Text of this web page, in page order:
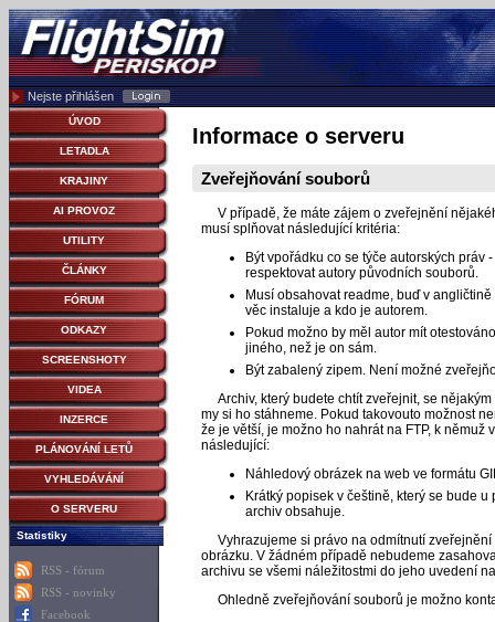
Nejste přihlášen
ÚVOD
LETADLA
KRAJINY
AI PROVOZ
UTILITY
ČLÁNKY
FÓRUM
ODKAZY
SCREENSHOTY
VIDEA
INZERCE
PLÁNOVÁNÍ LETŮ
VYHLEDÁVÁNÍ
O SERVERU
Statistiky
RSS - fórum
RSS - novinky
Facebook
Informace o serveru
Zveřejňování souborů
V případě, že máte zájem o zveřejnění
musí splňovat následující kritéria:
Být vpořádku co se týče autorských
respektovat autory původních souborů.
Musí obsahovat readme, buď v
věc instaluje a kdo je autorem.
Pokud možno by měl autor mít
jiného, než je on sám.
Být zabalený zipem. Není možné
Archiv, který budete chtít zveřejnit, se
my si ho stáhneme. Pokud takovouto možnost
že je větší, je možno ho nahrát na FTP, k
následující:
Náhledový obrázek na web ve formátu
Krátký popisek v češtině, který se bude
archiv obsahuje.
Vyhrazujeme si právo na odmítnutí zveřejnění
obrázku. V žádném případě nebudeme
archivu se všemi náležitostmi do jeho uvedení
Ohledně zveřejňování souborů je možno